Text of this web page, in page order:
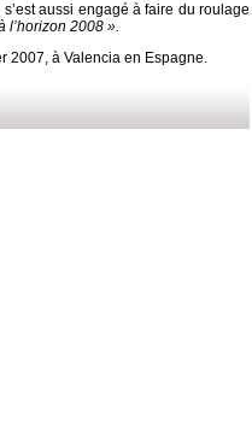
aussi engagé à faire du roulage
l’horizon 2008 ».
2007, à Valencia en Espagne.